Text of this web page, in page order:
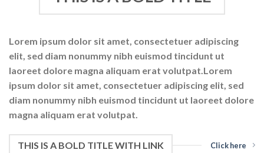
Lorem ipsum dolor sit amet, consectetuer adipiscing
elit, sed diam nonummy nibh euismod tincidunt ut
laoreet dolore magna aliquam erat volutpat.Lorem
ipsum dolor sit amet, consectetuer adipiscing elit, sed
diam nonummy nibh euismod tincidunt ut laoreet dolore
magna aliquam erat volutpat.
THIS IS A BOLD TITLE WITH LINK Click here